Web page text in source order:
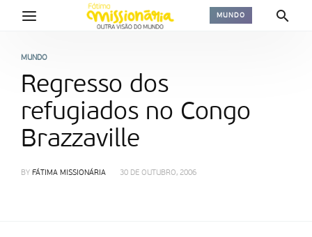
MUNDO
MUNDO
Regresso dos
refugiados no Congo
Brazzaville
BY FÁTIMA MISSIONÁRIA 30 DE OUTUBRO, 2006